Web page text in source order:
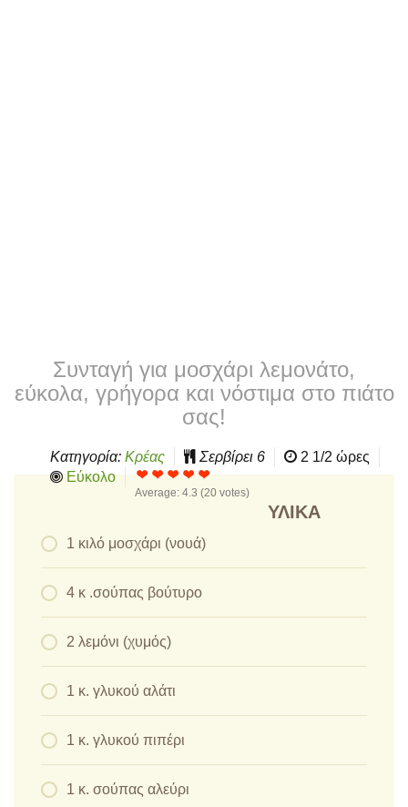
Συνταγή για μοσχάρι λεμονάτο,
εύκολα, γρήγορα και νόστιμα στο πιάτο
σας!
Κατηγορία: Κρέας Σερβίρει 6
2 1/2 ώρες
Εύκολο
Average: 4.3 (20 votes)
ΥΛΙΚΆ
1 κιλό μοσχάρι (νουά)
4 κ .σούπας βούτυρο
2 λεμόνι (χυμός)
1 κ. γλυκού αλάτι
1 κ. γλυκού πιπέρι
1 κ. σούπας αλεύρι